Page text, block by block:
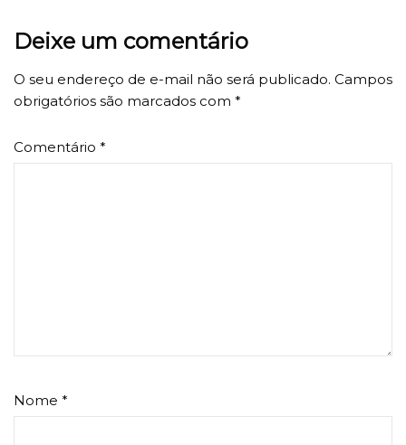
Deixe um comentário
O seu endereço de e-mail não será publicado. Campos
obrigatórios são marcados com *
Comentário *
Nome *